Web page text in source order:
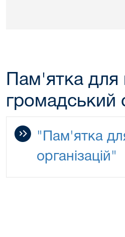
Пам'ятка для
громадський
"Пам'ятка
організацій"